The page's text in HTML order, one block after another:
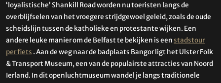
‘loyalistische’ Shankill Road worden nu toeristen langs de
overblijfselen van het vroegere strijdgewoel geleid, zoals de oude
scheidslijn tussen de katholieke en protestante wijken. Een
andere leuke manier om de Belfast te bekijken is eenstadstour
per fiets . Aan de weg naar de badplaats Bangor ligt het Ulster Folk
& Transport Museum, een van de populairste attracties van Noord
Ierland. In dit openluchtmuseum wandel je langs traditionele